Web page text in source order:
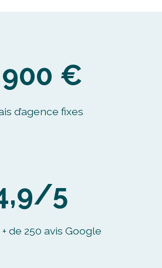
€
d’agence fixes
5
de 250 avis Google